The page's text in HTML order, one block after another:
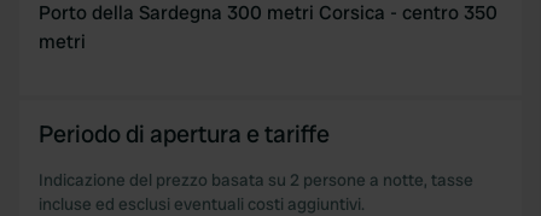
Porto della Sardegna 300 metri Corsica - centro 350
metri
Periodo di apertura e tariffe
Indicazione del prezzo basata su 2 persone a notte, tasse
incluse ed esclusi eventuali costi aggiuntivi.